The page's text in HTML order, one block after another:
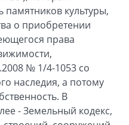
культуры,
о приобретении
права
№ 1/4-1053 со
наследия, а потому
В
- Земельный кодекс,